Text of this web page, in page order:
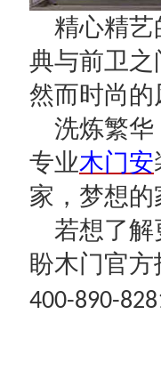
精心精艺
典与前卫
然而时尚
洗炼繁华
专业木门安
家，梦想
若想了解
盼木门官
400-890-